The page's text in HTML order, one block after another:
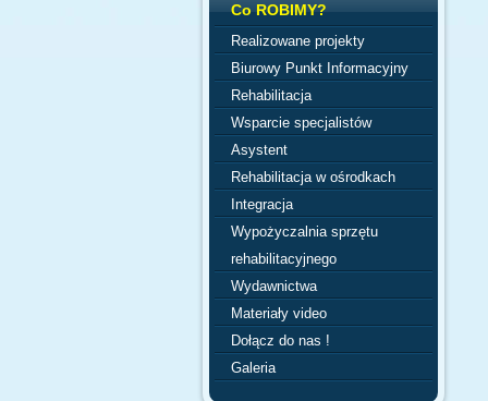
Co ROBIMY?
Realizowane projekty
Biurowy Punkt Informacyjny
Rehabilitacja
Wsparcie specjalistów
Asystent
Rehabilitacja w ośrodkach
Integracja
Wypożyczalnia sprzętu
rehabilitacyjnego
Wydawnictwa
Materiały video
Dołącz do nas !
Galeria